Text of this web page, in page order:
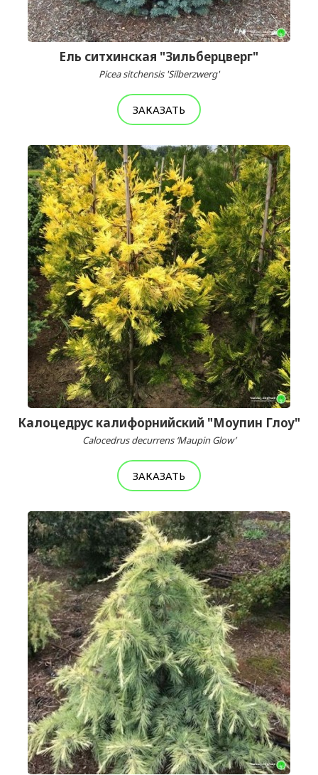
Ель ситхинская "Зильберцверг"
Picea sitchensis 'Silberzwerg'
ЗАКАЗАТЬ
Калоцедрус калифорнийский "Моупин Глоу"
Calocedrus decurrens ‘Maupin Glow’
ЗАКАЗАТЬ